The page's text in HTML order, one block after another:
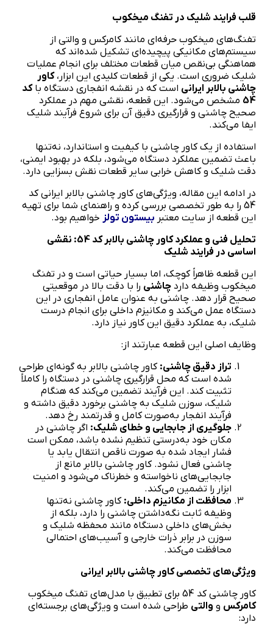
قلب فرایند شلیک در تفنگ میخکوب
تفنگ‌های میخکوب حرفه‌ای مانند کامرکس و والتی از
سیستم‌های مکانیکی پیچیده‌ای تشکیل شده‌اند که
هماهنگی بی‌نقص میان قطعات مختلف برای انجام عملیات
شلیک ضروری است. یکی از قطعات کلیدی این ابزار،کاور
چاشنی بالابر ایرانی است که در نقشه انفجاری دستگاه باکد
54 مشخص می‌شود. این قطعه، نقشی مهم در عملکرد
صحیح چاشنی و قرارگیری دقیق آن برای شروع فرآیند شلیک
ایفا می‌کند.
استفاده از یک کاور چاشنی با کیفیت و استاندارد، نه‌تنها
باعث تضمین عملکرد دستگاه می‌شود، بلکه در بهبود ایمنی،
دقت شلیک و کاهش خرابی سایر قطعات نقش بسزایی دارد.
در ادامه این مقاله، ویژگی‌های کاور چاشنی بالابر ایرانی کد
54 را به طور تخصصی بررسی کرده و راهنمای شما برای تهیه
این قطعه از سایت معتبر بیستون تولز خواهیم بود.
تحلیل فنی و عملکرد کاور چاشنی بالابر کد 54: نقشی
اساسی در فرایند شلیک
این قطعه ظاهراً کوچک، اما بسیار حیاتی است و در تفنگ
میخکوب وظیفه دارد چاشنی را با دقت بالا در موقعیتی
صحیح قرار دهد. چاشنی به عنوان عامل انفجاری در این
دستگاه عمل می‌کند و مکانیزم داخلی برای انجام درست
شلیک، به عملکرد دقیق این کاور نیاز دارد.
وظایف اصلی این قطعه عبارتند از:
تراز دقیق چاشنی: کاور چاشنی بالابر به گونه‌ای طراحی
شده است که محل قرارگیری چاشنی در دستگاه را کاملاً
تثبیت کند. این فرآیند تضمین می‌کند که هنگام
شلیک، سوزن شلیک به چاشنی برخورد دقیق داشته و
فرآیند انفجار به‌صورت کامل و قدرتمند رخ دهد.
جلوگیری از جابجایی و خطای شلیک: اگر چاشنی در
مکان خود به‌درستی تنظیم نشده باشد، ممکن است
فشار ایجاد شده به صورت ناقص انتقال یابد یا
چاشنی فعال نشود. کاور چاشنی بالابر مانع از
جابجایی‌های ناخواسته و خطرناک می‌شود و امنیت
ابزار را تضمین می‌کند.
محافظت از مکانیزم داخلی: کاور چاشنی نه‌تنها
وظیفه ثابت نگه‌داشتن چاشنی را دارد، بلکه از
بخش‌های داخلی دستگاه مانند محفظه شلیک و
سوزن در برابر ذرات خارجی و آسیب‌های احتمالی
محافظت می‌کند.
ویژگی‌های تخصصی کاور چاشنی بالابر ایرانی
کاور چاشنی کد 54 برای تطبیق با مدل‌های تفنگ میخکوب
کامرکس و والتی طراحی شده است و ویژگی‌های برجسته‌ای
دارد: